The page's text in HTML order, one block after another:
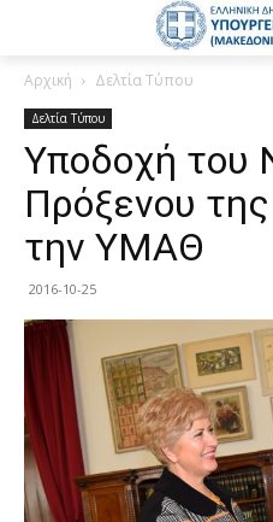
Αρχική Δελτία Τύπου
Δελτία Τύπου
Υποδοχή του
Πρόξενου
την ΥΜΑΘ
2016-10-25